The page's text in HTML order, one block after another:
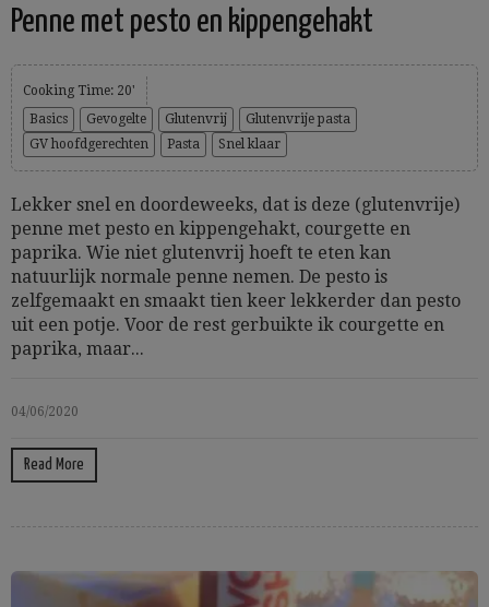
Penne met pesto en kippengehakt
Cooking Time: 20'
Basics
Gevogelte Glutenvrij
Glutenvrije pasta
GV hoofdgerechten
Pasta Snel klaar
Lekker snel en doordeweeks, dat is deze (glutenvrije)
penne met pesto en kippengehakt, courgette en
paprika. Wie niet glutenvrij hoeft te eten kan
natuurlijk normale penne nemen. De pesto is
zelfgemaakt en smaakt tien keer lekkerder dan pesto
uit een potje. Voor de rest gerbuikte ik courgette en
paprika, maar...
04/06/2020
Read More